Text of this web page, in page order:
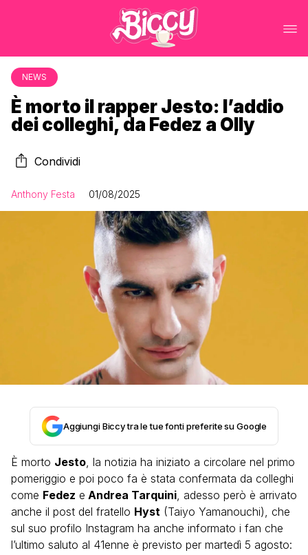
NEWS
È morto il rapper Jesto: l’addio
dei colleghi, da Fedez a Olly
Condividi
Anthony Festa 01/08/2025
Aggiungi Biccy tra le tue fonti preferite su Google
È morto Jesto, la notizia ha iniziato a circolare nel primo
pomeriggio e poi poco fa è stata confermata da colleghi
come Fedez e Andrea Tarquini, adesso però è arrivato
anche il post del fratello Hyst (Taiyo Yamanouchi), che
sul suo profilo Instagram ha anche informato i fan che
l’ultimo saluto al 41enne è previsto per martedì 5 agosto: